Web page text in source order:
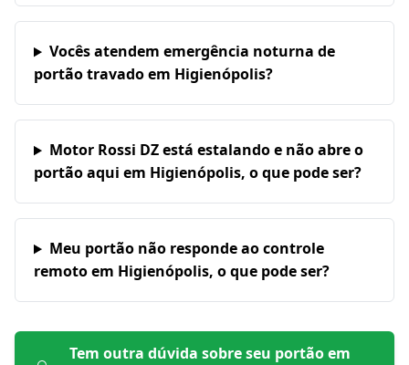
Vocês atendem emergência noturna de
portão travado em Higienópolis?
Motor Rossi DZ está estalando e não abre o
portão aqui em Higienópolis, o que pode ser?
Meu portão não responde ao controle
remoto em Higienópolis, o que pode ser?
Tem outra dúvida sobre seu portão em